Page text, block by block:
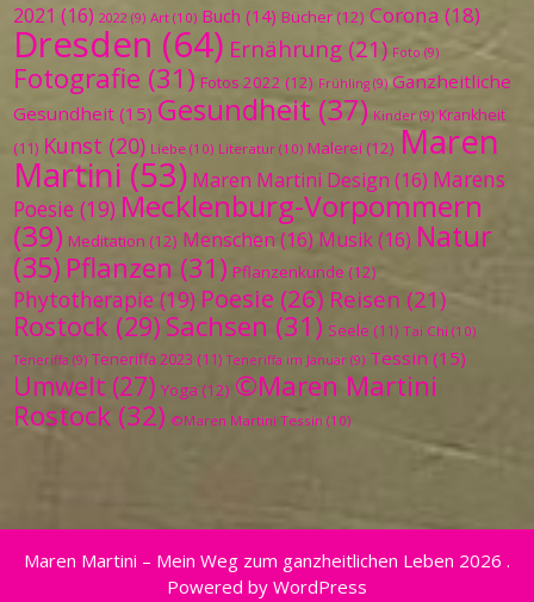
2021 (16) 2022 (9) Art (10) Buch (14) Bücher (12) Corona (18)
Dresden (64) Ernährung (21) Foto (9)
Fotografie (31) Fotos 2022 (12) Frühling (9) Ganzheitliche
Gesundheit (15) Gesundheit (37) Kinder (9) Krankheit
(11) Kunst (20) Liebe (10) Literatur (10) Malerei (12) Maren
Martini (53) Maren Martini Design (16) Marens
Poesie (19) Mecklenburg-Vorpommern
(39) Meditation (12) Menschen(16) Musik(16) Natur
(35) Pflanzen (31) Pflanzenkunde (12)
Phytotherapie (19) Poesie (26) Reisen (21)
Rostock (29) Sachsen (31) Seele (11) Tai Chi (10)
Teneriffa (9) Teneriffa 2023 (11) Teneriffa im Januar (9) Tessin (15)
Umwelt (27) Yoga (12) ©Maren Martini
Rostock (32) ©Maren Martini Tessin (10)
Maren Martini – Mein Weg zum ganzheitlichen Leben 2026 .
Powered by WordPress